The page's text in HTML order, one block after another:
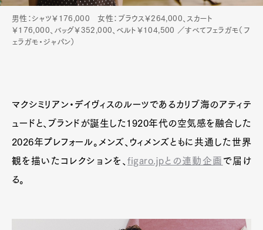
男性：シャツ￥176,000 女性：ブラウス￥264,000、スカート
￥176,000、バッグ￥352,000、ベルト￥104,500 ／すべてフェラガモ（フ
ェラガモ・ジャパン）
マクシミリアン・デイヴィスのルーツであるカリブ海のアティテ
ュードと、ブランドが誕生した1920年代の空気感を融合した
2026年プレフォール。メンズ、ウィメンズともに共通した世界
観を描いたコレクションを、figaro.jpとの連動企画 で届け
る。